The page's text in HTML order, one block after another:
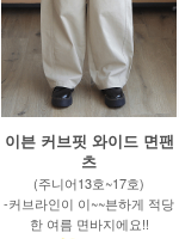
이븐 커브핏 와이드 면팬
츠
(주니어13호~17호)
-커브라인이 이~~븐하게 적당
한 여름 면바지에요!!